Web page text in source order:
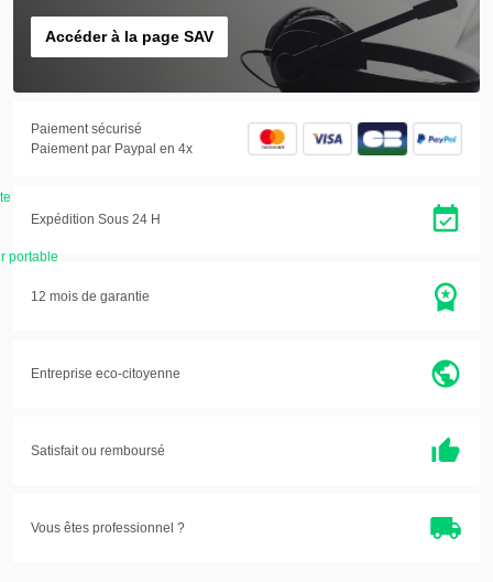
portable
Accéder à la page SAV
Paiement sécurisé
Paiement par Paypal en 4x
Expédition Sous 24 H
12 mois de garantie
Entreprise eco-citoyenne
Satisfait ou remboursé
Vous êtes professionnel ?